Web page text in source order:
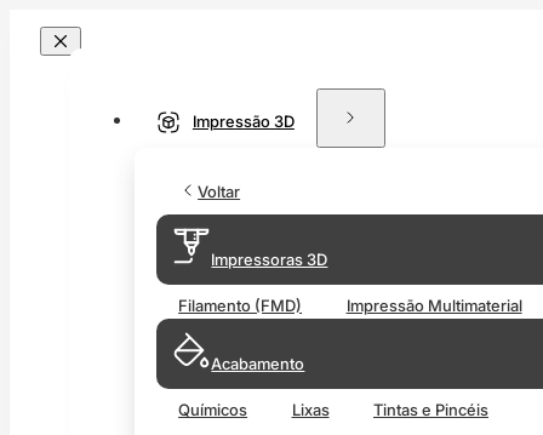
Impressão 3D
Voltar
Impressoras 3D
Filamento (FMD) Impressão Multimaterial
Acabamento
Químicos Lixas Tintas e Pincéis